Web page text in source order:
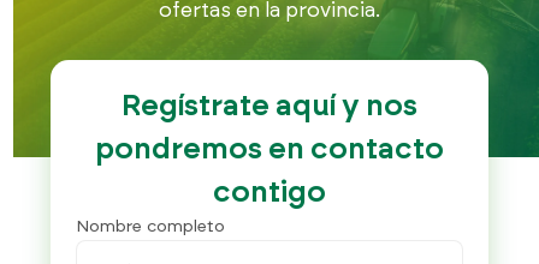
ofertas en la provincia.
Regístrate aquí y nos
pondremos en contacto
contigo
Nombre completo